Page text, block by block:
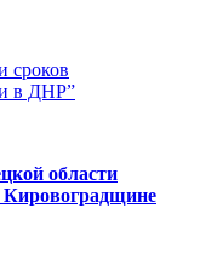
сроков
в ДНР”
области
Кировоградщине